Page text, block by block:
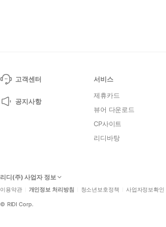
고객센터
공지사항
서비스
제휴카드
뷰어 다운로드
CP사이트
리디바탕
리디(주) 사업자 정보
이용약관 개인정보 처리방침 청소년보호정책 사업자정보확인
© RIDI Corp.